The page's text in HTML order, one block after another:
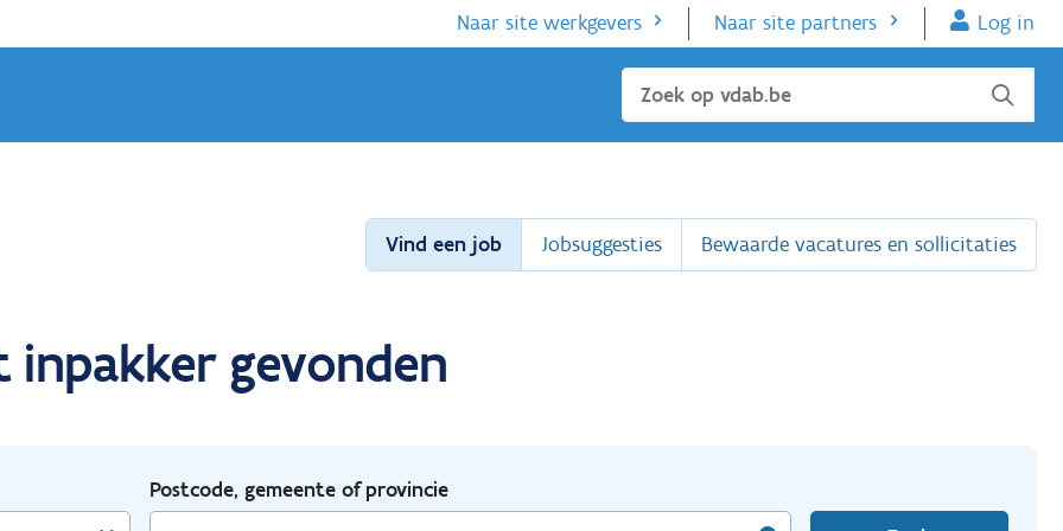
Naar site werkgevers Naar site partners Log in
Sluiten
Vind een job Jobsuggesties Bewaarde vacatures en sollicitaties
inpakker gevonden
Postcode, gemeente of provincie